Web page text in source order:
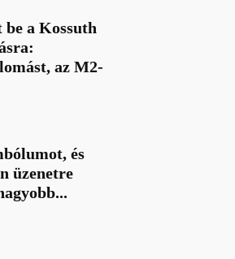
a Kossuth
az M2-
és
üzenetre